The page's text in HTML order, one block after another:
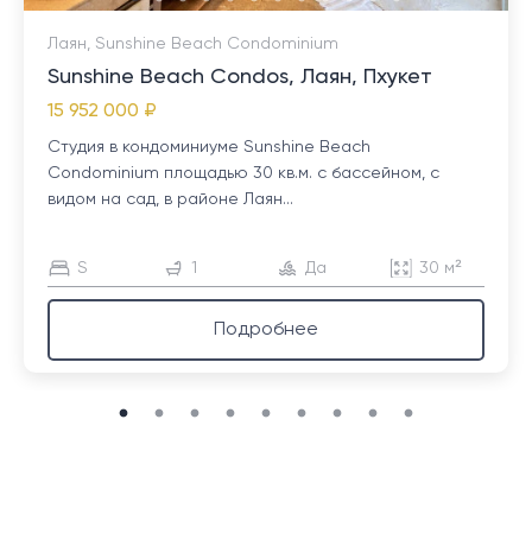
Лаян, Sunshine Beach Condominium
Sunshine Beach Condos, Лаян, Пхукет
15 952 000 ₽
Студия в кондоминиуме Sunshine Beach
Condominium площадью 30 кв.м. с бассейном, с
видом на сад, в районе Лаян...
S 1 Да 30 м²
Подробнее